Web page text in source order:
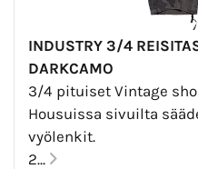
INDUSTRY 3/4 REISITASKUSHORTSIT-
DARKCAMO
3/4 pituiset Vintage
Housuissa sivuilta
vyölenkit.
2...